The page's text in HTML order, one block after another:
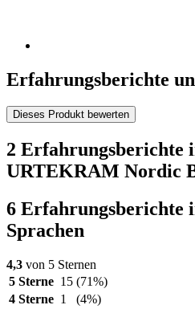
Erfahrungsberichte
Dieses Produkt bewerten
2 Erfahrungsberichte
URTEKRAM Nordic
6 Erfahrungsberichte
Sprachen
4,3 von 5 Sternen
5 Sterne 15 (71%)
4 Sterne 1
(4%)